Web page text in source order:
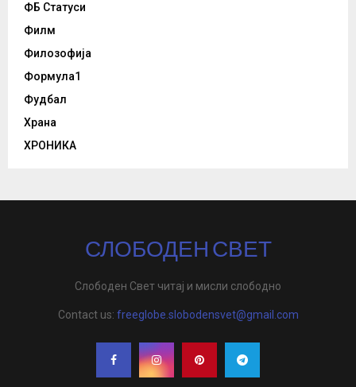
ФБ Статуси
Филм
Филозофија
Формула1
Фудбал
Храна
ХРОНИКА
СЛОБОДЕН СВЕТ
Слободен Свет читај и мисли слободно
Contact us: freeglobe.slobodensvet@gmail.com